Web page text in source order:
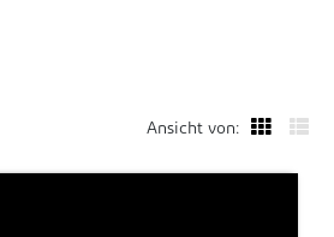
Ansicht von: